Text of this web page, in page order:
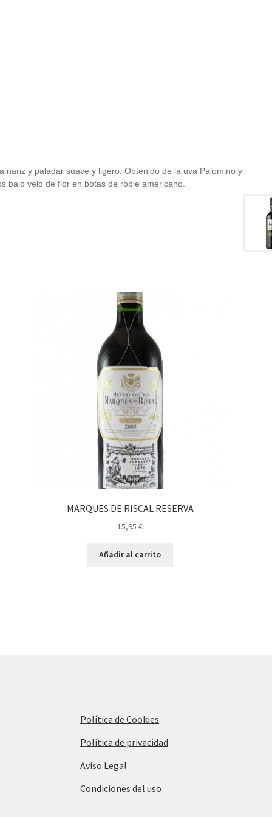
nariz y paladar suave y ligero. Obtenido de la uva Palomino y
bajo velo de flor en botas de roble americano.
MARQUES DE RISCAL RESERVA
15,95€
Añadir al carrito
Política de Cookies
Política de privacidad
Aviso Legal
Condiciones del uso